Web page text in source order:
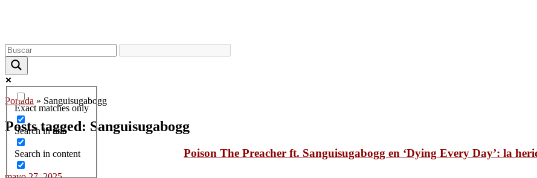
Exact matches only
Search in title
Search in content
Portada » Sanguisugabogg
Posts tagged: Sanguisugabogg
Poison The Preacher ft. Sanguisugabogg en ‘Dying Every Day’: la